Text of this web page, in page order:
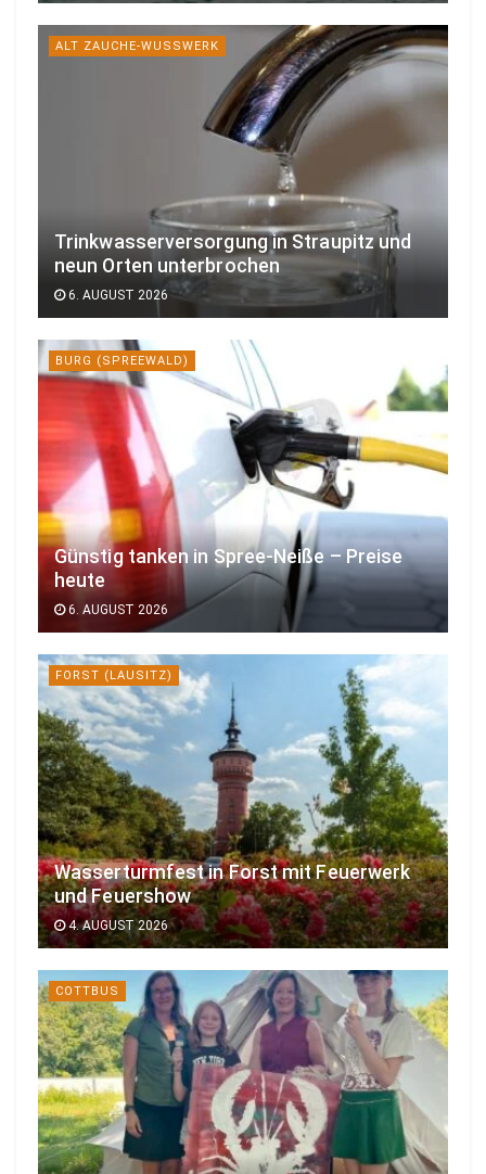
ALT ZAUCHE-WUSSWERK
Trinkwasserversorgung in Straupitz und
neun Orten unterbrochen
6. AUGUST 2026
BURG (SPREEWALD)
Günstig tanken in Spree-Neiße – Preise
heute
6. AUGUST 2026
FORST (LAUSITZ)
Wasserturmfest in Forst mit Feuerwerk
und Feuershow
4. AUGUST 2026
COTTBUS